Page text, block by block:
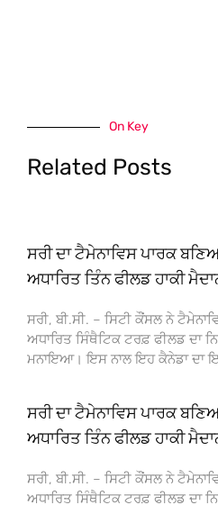
On Key
Related Posts
ਸਰੀ ਦਾ ਟੈਮੇਨਾਵਿਸ ਪਾਰਕ
ਅਧਾਰਿਤ ਤਿੰਨ ਫੀਲਡ ਹਾਕੀ
ਸਰੀ, ਬੀ.ਸੀ. – ਸਿਟੀ ਕੌਂਸਲ ਨੇ
ਅਧਾਰਿਤ ਸਿੰਥੈਟਿਕ ਟਰਫ਼ ਫੀਲਡ ਦਾ
ਮਨਾਇਆ। ਇਸ ਨਾਲ ਇਹ ਕੈਨੇਡਾ ਦਾ
ਸਰੀ ਦਾ ਟੈਮੇਨਾਵਿਸ ਪਾਰਕ
ਅਧਾਰਿਤ ਤਿੰਨ ਫੀਲਡ ਹਾਕੀ
ਸਰੀ, ਬੀ.ਸੀ. – ਸਿਟੀ ਕੌਂਸਲ ਨੇ
ਅਧਾਰਿਤ ਸਿੰਥੈਟਿਕ ਟਰਫ਼ ਫੀਲਡ ਦਾ